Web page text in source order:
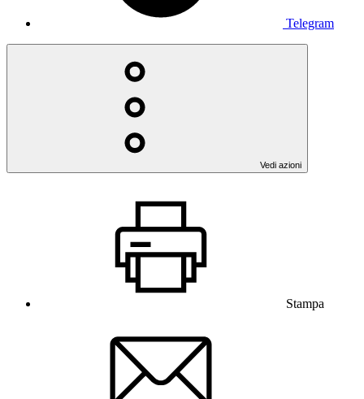
Telegram
Vedi azioni
Stampa